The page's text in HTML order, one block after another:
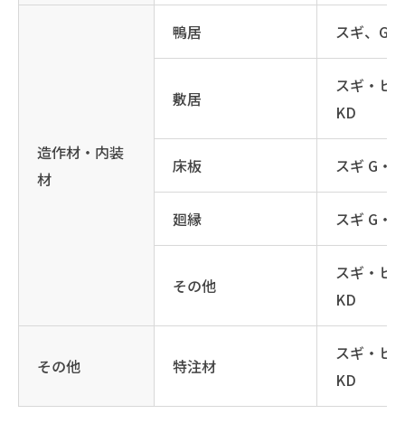
造作材・内装
材
鴨居 スギ、G
敷居
スギ・ヒ
KD
床板 スギ G・
廻縁 スギ G・
その他
スギ・ヒ
KD
その他 特注材
スギ・ヒ
KD